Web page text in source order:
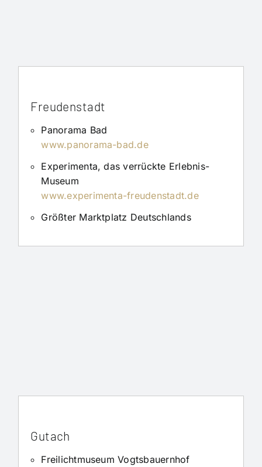
Freudenstadt
Panorama Bad
www.panorama-bad.de
Experimenta, das verrückte Erlebnis-
Museum
www.experimenta-freudenstadt.de
Größter Marktplatz Deutschlands
Gutach
Freilichtmuseum Vogtsbauernhof